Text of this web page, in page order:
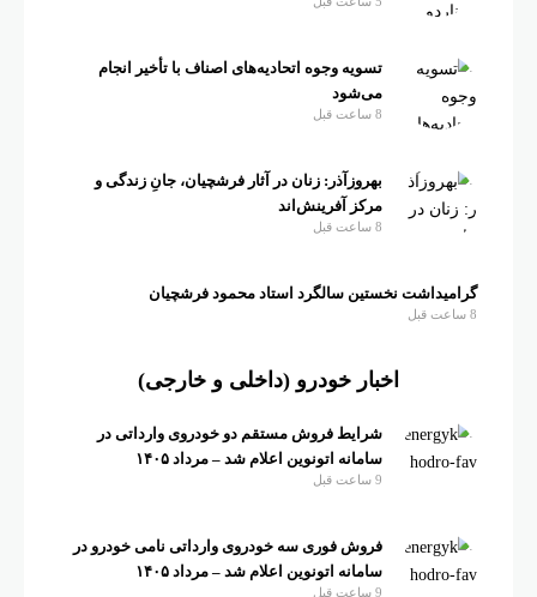
تسویه وجوه اتحادیه‌های اصناف با تأخیر انجام
می‌شود
بهروزآذر: زنان در آثار فرشچیان، جانِ زندگی و
مرکز آفرینش‌اند
گرامیداشت نخستین سالگرد استاد محمود فرشچیان
اخبار خودرو (داخلی و خارجی)
شرایط فروش مستقم دو خودروی وارداتی در
سامانه اتونوین اعلام شد – مرداد ۱۴۰۵
فروش فوری سه خودروی وارداتی نامی خودرو در
سامانه اتونوین اعلام شد – مرداد ۱۴۰۵